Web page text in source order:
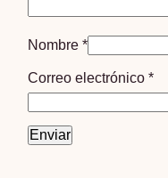
Nombre*
Correo electrónico*